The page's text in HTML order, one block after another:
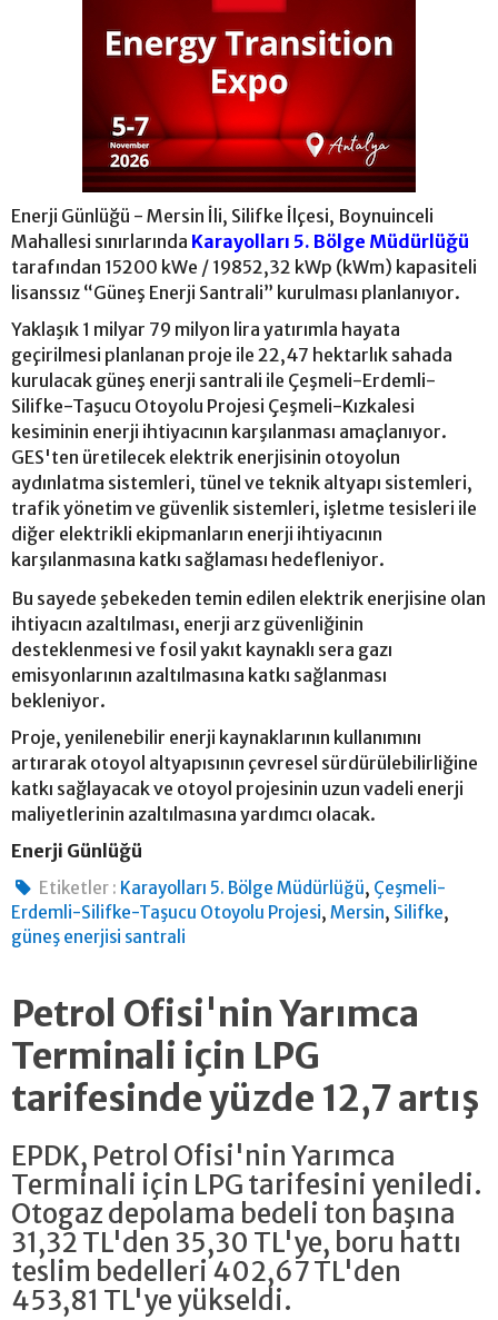
Enerji Günlüğü - Mersin İli, Silifke İlçesi, Boynuinceli
Mahallesi sınırlarında Karayolları 5. Bölge Müdürlüğü
tarafından 15200 kWe / 19852,32 kWp (kWm) kapasiteli
lisanssız “Güneş Enerji Santrali” kurulması planlanıyor.
Yaklaşık 1 milyar 79 milyon lira yatırımla hayata
geçirilmesi planlanan proje ile 22,47 hektarlık sahada
kurulacak güneş enerji santrali ile Çeşmeli-Erdemli-
Silifke-Taşucu Otoyolu Projesi Çeşmeli-Kızkalesi
kesiminin enerji ihtiyacının karşılanması amaçlanıyor.
GES'ten üretilecek elektrik enerjisinin otoyolun
aydınlatma sistemleri, tünel ve teknik altyapı sistemleri,
trafik yönetim ve güvenlik sistemleri, işletme tesisleri ile
diğer elektrikli ekipmanların enerji ihtiyacının
karşılanmasına katkı sağlaması hedefleniyor.
Bu sayede şebekeden temin edilen elektrik enerjisine olan
ihtiyacın azaltılması, enerji arz güvenliğinin
desteklenmesi ve fosil yakıt kaynaklı sera gazı
emisyonlarının azaltılmasına katkı sağlanması
bekleniyor.
Proje, yenilenebilir enerji kaynaklarının kullanımını
artırarak otoyol altyapısının çevresel sürdürülebilirliğine
katkı sağlayacak ve otoyol projesinin uzun vadeli enerji
maliyetlerinin azaltılmasına yardımcı olacak.
Enerji Günlüğü
Etiketler : Karayolları 5. Bölge Müdürlüğü, Çeşmeli-
Erdemli-Silifke-Taşucu Otoyolu Projesi, Mersin, Silifke,
güneş enerjisi santrali
Petrol Ofisi'nin Yarımca
Terminali için LPG
tarifesinde yüzde 12,7 artış
EPDK, Petrol Ofisi'nin Yarımca
Terminali için LPG tarifesini yeniledi.
Otogaz depolama bedeli ton başına
31,32 TL'den 35,30 TL'ye, boru hattı
teslim bedelleri 402,67 TL'den
453,81 TL'ye yükseldi.